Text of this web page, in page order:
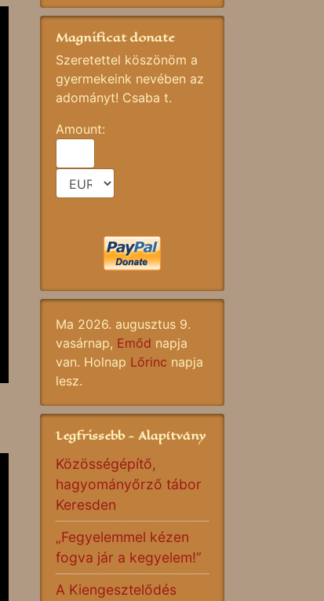
Magnificat donate
Szeretettel köszönöm a
gyermekeink nevében az
adományt! Csaba t.
Amount:
Ma 2026. augusztus 9.
vasárnap, Emőd napja
van. Holnap Lőrinc napja
lesz.
Legfrissebb - Alapítvány
Közösségépítő,
hagyományőrző tábor
Keresden
„Fegyelemmel kézen
fogva jár a kegyelem!”
A Kiengesztelődés